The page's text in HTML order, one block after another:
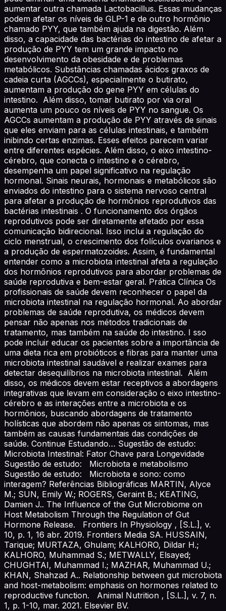
aumentar outra chamada Lactobacillus. Essas mudanças
podem afetar os níveis de GLP-1 e de outro hormônio
chamado PYY, que também ajuda na digestão. Além
disso, a capacidade das bactérias do intestino de afetar a
produção de PYY tem um grande impacto no
desenvolvimento da obesidade e de problemas
metabólicos. Substâncias chamadas ácidos graxos de
cadeia curta (AGCCs), especialmente o butirato,
aumentam a produção do gene PYY em células do
intestino. Além disso, tomar butirato por via oral
aumenta um pouco os níveis de PYY no sangue. Os
AGCCs aumentam a produção de PYY através de sinais
que eles enviam para as células intestinais, e também
inibindo certas enzimas. Esses efeitos parecem variar
entre diferentes espécies. Além disso, o eixo intestino-
cérebro, que conecta o intestino e o cérebro,
desempenha um papel significativo na regulação
hormonal. Sinais neurais, hormonais e metabólicos são
enviados do intestino para o sistema nervoso central
para afetar a produção de hormônios reprodutivos das
bactérias intestinais . O funcionamento dos órgãos
reprodutivos pode ser diretamente afetado por essa
comunicação bidirecional. Isso inclui a regulação do
ciclo menstrual, o crescimento dos folículos ovarianos e
a produção de espermatozoides. Assim, é fundamental
entender como a microbiota intestinal afeta a regulação
dos hormônios reprodutivos para abordar problemas de
saúde reprodutiva e bem-estar geral. Prática Clínica Os
profissionais de saúde devem reconhecer o papel da
microbiota intestinal na regulação hormonal. Ao abordar
problemas de saúde reprodutiva, os médicos devem
pensar não apenas nos métodos tradicionais de
tratamento, mas também na saúde do intestino. I sso
pode incluir educar os pacientes sobre a importância de
uma dieta rica em probióticos e fibras para manter uma
microbiota intestinal saudável e realizar exames para
detectar desequilíbrios na microbiota intestinal. Além
disso, os médicos devem estar receptivos a abordagens
integrativas que levam em consideração o eixo intestino-
cérebro e as interações entre a microbiota e os
hormônios, buscando abordagens de tratamento
holísticas que abordem não apenas os sintomas, mas
também as causas fundamentais das condições de
saúde. Continue Estudando… Sugestão de estudo:
Microbiota Intestinal: Fator Chave para Longevidade
Sugestão de estudo: Microbiota e metabolismo
Sugestão de estudo: Microbiota e sono: como
interagem? Referências Bibliográficas MARTIN, Alyce
M.; SUN, Emily W.; ROGERS, Geraint B.; KEATING,
Damien J.. The Influence of the Gut Microbiome on
Host Metabolism Through the Regulation of Gut
Hormone Release. Frontiers In Physiology , [S.L.], v.
10, p. 1, 16 abr. 2019. Frontiers Media SA. HUSSAIN,
Tarique; MURTAZA, Ghulam; KALHORO, Dildar H.;
KALHORO, Muhammad S.; METWALLY, Elsayed;
CHUGHTAI, Muhammad I.; MAZHAR, Muhammad U.;
KHAN, Shahzad A.. Relationship between gut microbiota
and host-metabolism: emphasis on hormones related to
reproductive function. Animal Nutrition , [S.L.], v. 7, n.
1, p. 1-10, mar. 2021. Elsevier BV.